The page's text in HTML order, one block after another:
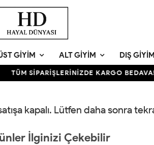
GIYIM ALT GIYIM DIŞ GIYIM
TÜM SİPARİŞLERİNİZDE KARGO BEDAVA!
kapalı. Lütfen daha sonra
İlginizi Çekebilir